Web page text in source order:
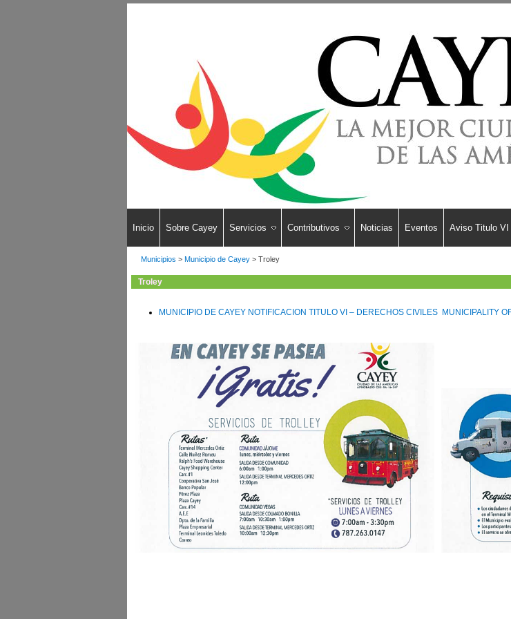
Inicio Sobre Cayey Servicios Contributivos Noticias Eventos Aviso Titulo VI
Municipios > Municipio de Cayey> Troley
Troley
MUNICIPIO DE CAYEY NOTIFICACION TITULO VI – DERECHOS CIVILES MUNICIPALITY